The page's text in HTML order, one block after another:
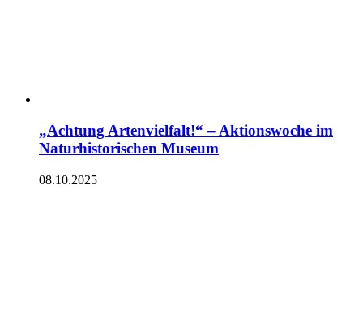
„Achtung Artenvielfalt!“ – Aktionswoche im
Naturhistorischen Museum
08.10.2025